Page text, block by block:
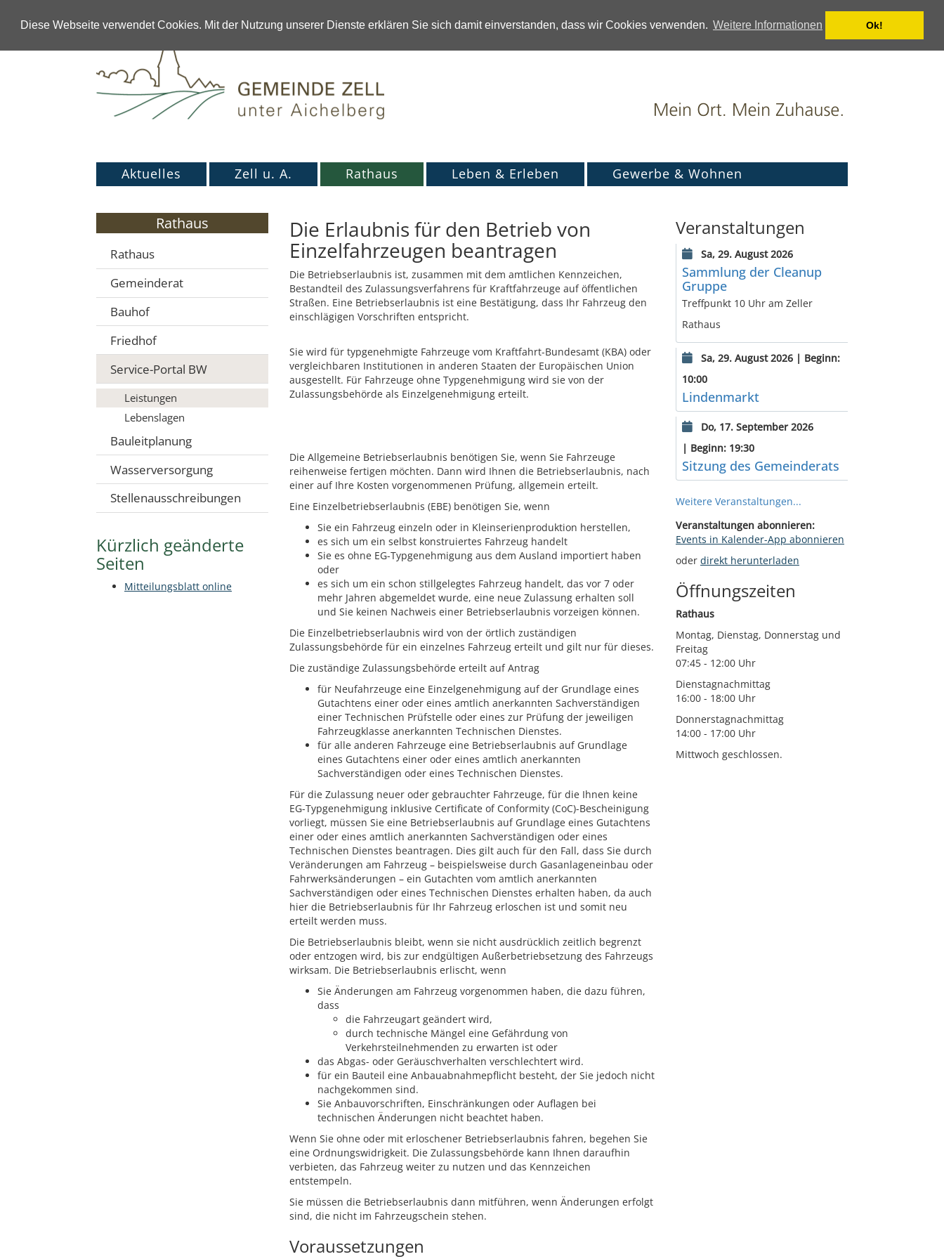
Diese Webseite verwendet Cookies. Mit der Nutzung unserer Dienste erklären Sie sich damit einverstanden, dass wir Cookies verwenden. Weitere Informationen Ok!
Aktuelles Zell u. A. Rathaus Leben & Erleben Gewerbe & Wohnen
Die Erlaubnis für den Betrieb von
Einzelfahrzeugen beantragen
Die Betriebserlaubnis ist, zusammen mit dem amtlichen Kennzeichen,
Bestandteil des Zulassungsverfahrens für Kraftfahrzeuge auf öffentlichen
Straßen. Eine Betriebserlaubnis ist eine Bestätigung, dass Ihr Fahrzeug den
einschlägigen Vorschriften entspricht.
Sie wird für typgenehmigte Fahrzeuge vom Kraftfahrt-Bundesamt (KBA) oder
vergleichbaren Institutionen in anderen Staaten der Europäischen Union
ausgestellt. Für Fahrzeuge ohne Typgenehmigung wird sie von der
Zulassungsbehörde als Einzelgenehmigung erteilt.
Die Allgemeine Betriebserlaubnis benötigen Sie, wenn Sie Fahrzeuge
reihenweise fertigen möchten. Dann wird Ihnen die Betriebserlaubnis, nach
einer auf Ihre Kosten vorgenommenen Prüfung, allgemein erteilt.
Eine Einzelbetriebserlaubnis (EBE) benötigen Sie, wenn
Sie ein Fahrzeug einzeln oder in Kleinserienproduktion herstellen,
es sich um ein selbst konstruiertes Fahrzeug handelt
Sie es ohne EG-Typgenehmigung aus dem Ausland importiert haben
oder
es sich um ein schon stillgelegtes Fahrzeug handelt, das vor 7 oder
mehr Jahren abgemeldet wurde, eine neue Zulassung erhalten soll
und Sie keinen Nachweis einer Betriebserlaubnis vorzeigen können.
Die Einzelbetriebserlaubnis wird von der örtlich zuständigen
Zulassungsbehörde für ein einzelnes Fahrzeug erteilt und gilt nur für dieses.
Die zuständige Zulassungsbehörde erteilt auf Antrag
für Neufahrzeuge eine Einzelgenehmigung auf der Grundlage eines
Gutachtens einer oder eines amtlich anerkannten Sachverständigen
einer Technischen Prüfstelle oder eines zur Prüfung der jeweiligen
Fahrzeugklasse anerkannten Technischen Dienstes.
für alle anderen Fahrzeuge eine Betriebserlaubnis auf Grundlage
eines Gutachtens einer oder eines amtlich anerkannten
Sachverständigen oder eines Technischen Dienstes.
Für die Zulassung neuer oder gebrauchter Fahrzeuge, für die Ihnen keine
EG-Typgenehmigung inklusive Certificate of Conformity (CoC)-Bescheinigung
vorliegt, müssen Sie eine Betriebserlaubnis auf Grundlage eines Gutachtens
einer oder eines amtlich anerkannten Sachverständigen oder eines
Technischen Dienstes beantragen. Dies gilt auch für den Fall, dass Sie durch
Veränderungen am Fahrzeug – beispielsweise durch Gasanlageneinbau oder
Fahrwerksänderungen – ein Gutachten vom amtlich anerkannten
Sachverständigen oder eines Technischen Dienstes erhalten haben, da auch
hier die Betriebserlaubnis für Ihr Fahrzeug erloschen ist und somit neu
erteilt werden muss.
Die Betriebserlaubnis bleibt, wenn sie nicht ausdrücklich zeitlich begrenzt
oder entzogen wird, bis zur endgültigen Außerbetriebsetzung des Fahrzeugs
wirksam. Die Betriebserlaubnis erlischt, wenn
Sie Änderungen am Fahrzeug vorgenommen haben, die dazu führen,
dass
die Fahrzeugart geändert wird,
durch technische Mängel eine Gefährdung von
Verkehrsteilnehmenden zu erwarten ist oder
das Abgas- oder Geräuschverhalten verschlechtert wird.
für ein Bauteil eine Anbauabnahmepflicht besteht, der Sie jedoch nicht
nachgekommen sind.
Sie Anbauvorschriften, Einschränkungen oder Auflagen bei
technischen Änderungen nicht beachtet haben.
Wenn Sie ohne oder mit erloschener Betriebserlaubnis fahren, begehen Sie
eine Ordnungswidrigkeit. Die Zulassungsbehörde kann Ihnen daraufhin
verbieten, das Fahrzeug weiter zu nutzen und das Kennzeichen
entstempeln.
Sie müssen die Betriebserlaubnis dann mitführen, wenn Änderungen erfolgt
sind, die nicht im Fahrzeugschein stehen.
Voraussetzungen
Veranstaltungen
Sa, 29. August 2026
Sammlung der Cleanup
Gruppe
Treffpunkt 10 Uhr am Zeller
Rathaus
Sa, 29. August 2026 | Beginn:
10:00
Lindenmarkt
Do, 17. September 2026
| Beginn: 19:30
Sitzung des Gemeinderats
Weitere Veranstaltungen...
Veranstaltungen abonnieren:
Events in Kalender-App abonnieren
oder direkt herunterladen
Öffnungszeiten
Rathaus
Montag, Dienstag, Donnerstag und
Freitag
07:45 - 12:00 Uhr
Dienstagnachmittag
16:00 - 18:00 Uhr
Donnerstagnachmittag
14:00 - 17:00 Uhr
Mittwoch geschlossen.
Rathaus
Rathaus
Gemeinderat
Bauhof
Friedhof
Service-Portal BW
Leistungen
Lebenslagen
Bauleitplanung
Wasserversorgung
Stellenausschreibungen
Kürzlich geänderte
Seiten
Mitteilungsblatt online